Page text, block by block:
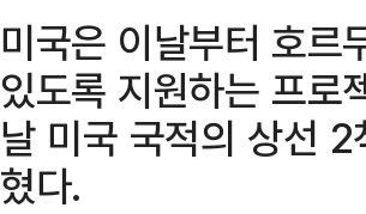
미국은 이날부터 호르
있도록 지원하는 프로
날 미국 국적의 상선
혔다.